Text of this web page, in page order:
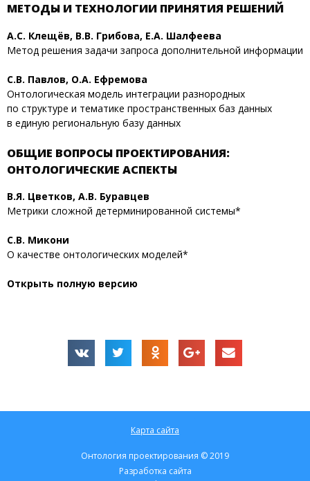
МЕТОДЫ И ТЕХНОЛОГИИ ПРИНЯТИЯ РЕШЕНИЙ
А.С. Клещёв, В.В. Грибова, Е.А. Шалфеева
Метод решения задачи запроса дополнительной информации
С.В. Павлов, О.А. Ефремова
Онтологическая модель интеграции разнородных
по структуре и тематике пространственных баз данных
в единую региональную базу данных
ОБЩИЕ ВОПРОСЫ ПРОЕКТИРОВАНИЯ:
ОНТОЛОГИЧЕСКИЕ АСПЕКТЫ
В.Я. Цветков, А.В. Буравцев
Метрики сложной детерминированной системы*
С.В. Микони
О качестве онтологических моделей*
Открыть полную версию
Карта сайта
Онтология проектирования © 2019
Разработка сайта